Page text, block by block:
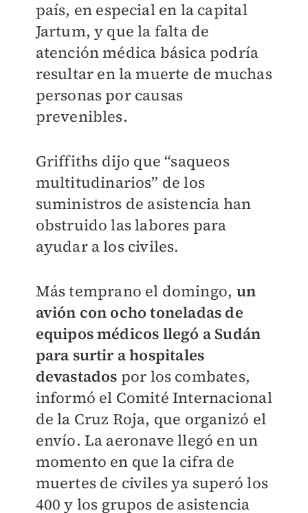
país, en especial en la capital
Jartum, y que la falta de
atención médica básica podría
resultar en la muerte de muchas
personas por causas
prevenibles.
Griffiths dijo que “saqueos
multitudinarios” de los
suministros de asistencia han
obstruido las labores para
ayudar a los civiles.
Más temprano el domingo, un
avión con ocho toneladas de
equipos médicos llegó a Sudán
para surtir a hospitales
devastados por los combates,
informó el Comité Internacional
de la Cruz Roja, que organizó el
envío. La aeronave llegó en un
momento en que la cifra de
muertes de civiles ya superó los
400 y los grupos de asistencia